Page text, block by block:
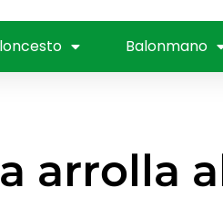
Balonmano
arrolla